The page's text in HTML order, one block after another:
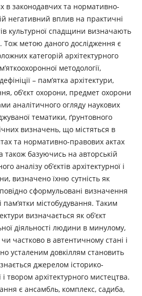
в законодавчих та нормативно-
негативний вплив на практичні
культурної спадщини визначають
Тож метою даного дослідження є
категорій архітектурного
методології,
– пам’ятка архітектури,
об’єкт охорони, предмет охорони
аналітичного огляду наукових
тематики, ґрунтовного
визначень, що містяться в
та нормативно-правових актах
також базуючись на авторській
аналізу об’єктів архітектурної і
визначено їхню сутність як
сформульовані визначення
пам’ятки містобудування. Таким
визначається як об’єкт
діяльності людини в минулому,
частково в автентичному стані і
усталеним довкіллям становить
джерелом історико-
і твором архітектурного мистецтва.
є ансамбль, комплекс, садиба,